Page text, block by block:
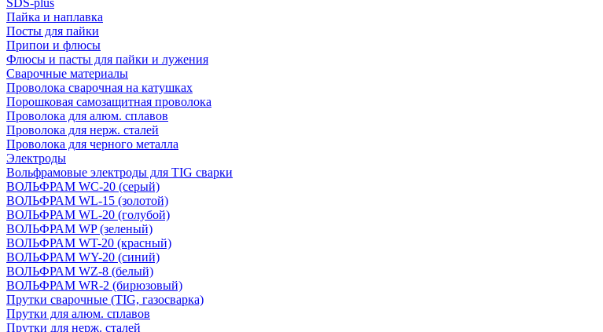
SDS-plus
Пайка и наплавка
Посты для пайки
Припои и флюсы
Флюсы и пасты для пайки и лужения
Сварочные материалы
Проволока сварочная на катушках
Порошковая самозащитная проволока
Проволока для алюм. сплавов
Проволока для нерж. сталей
Проволока для черного металла
Электроды
Вольфрамовые электроды для TIG сварки
ВОЛЬФРАМ WC-20 (серый)
ВОЛЬФРАМ WL-15 (золотой)
ВОЛЬФРАМ WL-20 (голубой)
ВОЛЬФРАМ WP (зеленый)
ВОЛЬФРАМ WT-20 (красный)
ВОЛЬФРАМ WY-20 (синий)
ВОЛЬФРАМ WZ-8 (белый)
ВОЛЬФРАМ WR-2 (бирюзовый)
Прутки сварочные (TIG, газосварка)
Прутки для алюм. сплавов
Прутки для нерж. сталей